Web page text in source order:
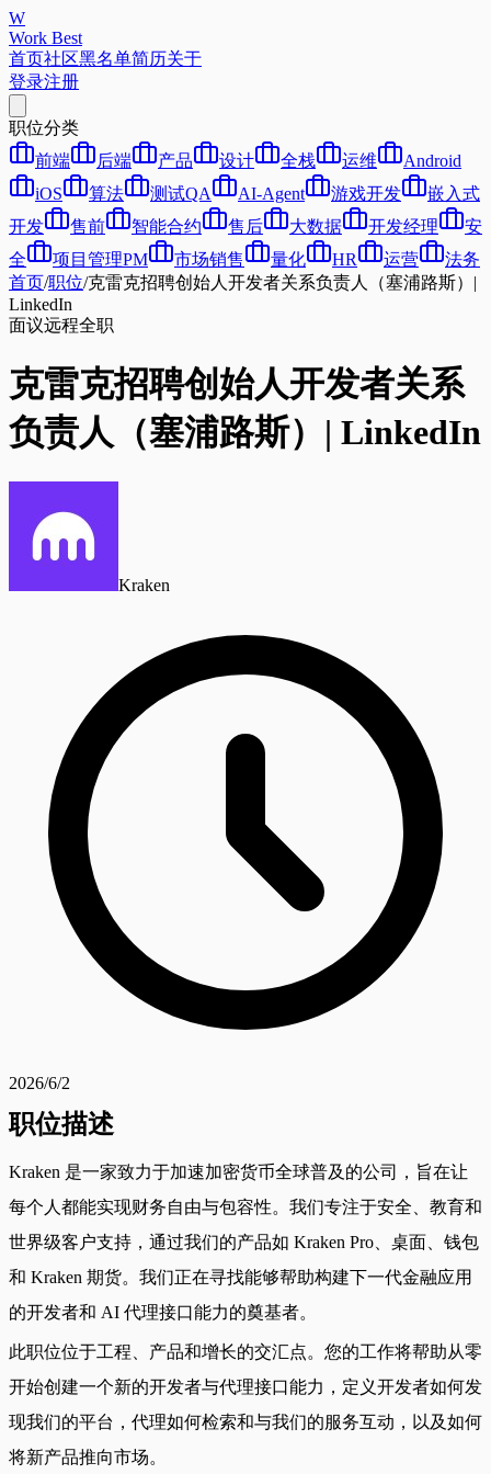
W
Work Best
首页社区黑名单简历关于
登录注册
职位分类
前端
后端 产品 设计 全栈 运维
Android
iOS
算法 测试QA AI-Agent 游戏开发
嵌入式
开发
售前 智能合约 售后 大数据 开发经理
安
全
项目管理PM 市场销售 量化 HR 运营
法务
首页/职位/克雷克招聘创始人开发者关系负责人（塞浦路斯）|
LinkedIn
面议远程全职
克雷克招聘创始人开发者关系
负责人（塞浦路斯）| LinkedIn
Kraken
2026/6/2
职位描述
Kraken 是一家致力于加速加密货币全球普及的公司，旨在让
每个人都能实现财务自由与包容性。我们专注于安全、教育和
世界级客户支持，通过我们的产品如 Kraken Pro、桌面、钱包
和 Kraken 期货。我们正在寻找能够帮助构建下一代金融应用
的开发者和 AI 代理接口能力的奠基者。
此职位位于工程、产品和增长的交汇点。您的工作将帮助从零
开始创建一个新的开发者与代理接口能力，定义开发者如何发
现我们的平台，代理如何检索和与我们的服务互动，以及如何
将新产品推向市场。